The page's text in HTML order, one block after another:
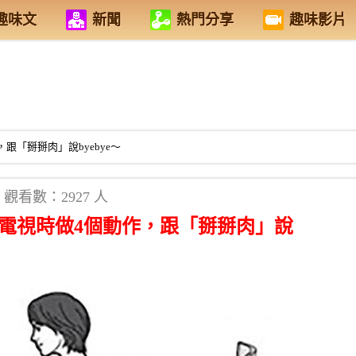
味文 新聞 熱門分享 趣味影片
跟「掰掰肉」說byebye～
觀看數：2927 人
視時做4個動作，跟「掰掰肉」說